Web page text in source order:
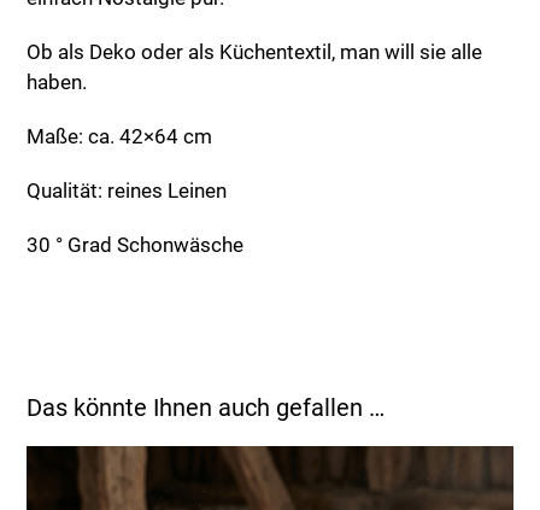
Ob als Deko oder als Küchentextil, man will sie alle
haben.
Maße: ca. 42×64 cm
Qualität: reines Leinen
30 ° Grad Schonwäsche
Das könnte Ihnen auch gefallen …